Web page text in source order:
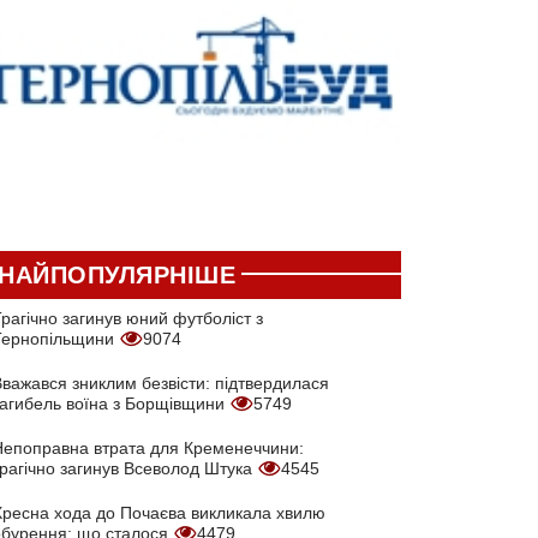
загинув юний футболіст з
9074
зниклим безвісти: підтвердилася
воїна з Борщівщини
5749
втрата для Кременеччини:
загинув Всеволод Штука
4545
хода до Почаєва викликала хвилю
що сталося
4479